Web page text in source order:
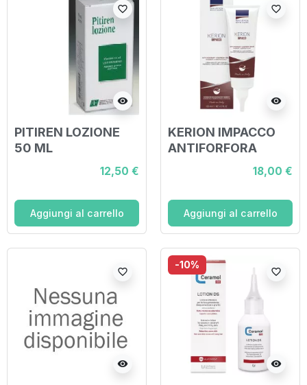
visibility
favorite_border
PITIREN LOZIONE
50 ML
12,50 €
Aggiungi al carrello
visibility
favorite_border
KERION IMPACCO
ANTIFORFORA
NUOVA FORMULA
18,00 €
Aggiungi al carrello
visibility
favorite_border
-10%
visibility
favorite_border